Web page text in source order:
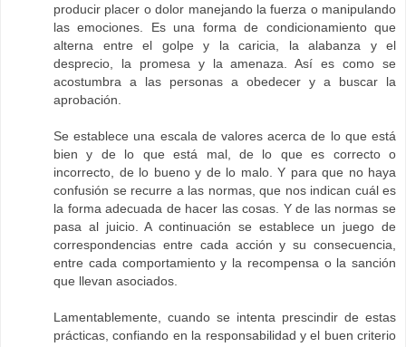
producir placer o dolor manejando la fuerza o manipulando
las emociones. Es una forma de condicionamiento que
alterna entre el golpe y la caricia, la alabanza y el
desprecio, la promesa y la amenaza. Así es como se
acostumbra a las personas a obedecer y a buscar la
aprobación.
Se establece una escala de valores acerca de lo que está
bien y de lo que está mal, de lo que es correcto o
incorrecto, de lo bueno y de lo malo. Y para que no haya
confusión se recurre a las normas, que nos indican cuál es
la forma adecuada de hacer las cosas. Y de las normas se
pasa al juicio. A continuación se establece un juego de
correspondencias entre cada acción y su consecuencia,
entre cada comportamiento y la recompensa o la sanción
que llevan asociados.
Lamentablemente, cuando se intenta prescindir de estas
prácticas, confiando en la responsabilidad y el buen criterio